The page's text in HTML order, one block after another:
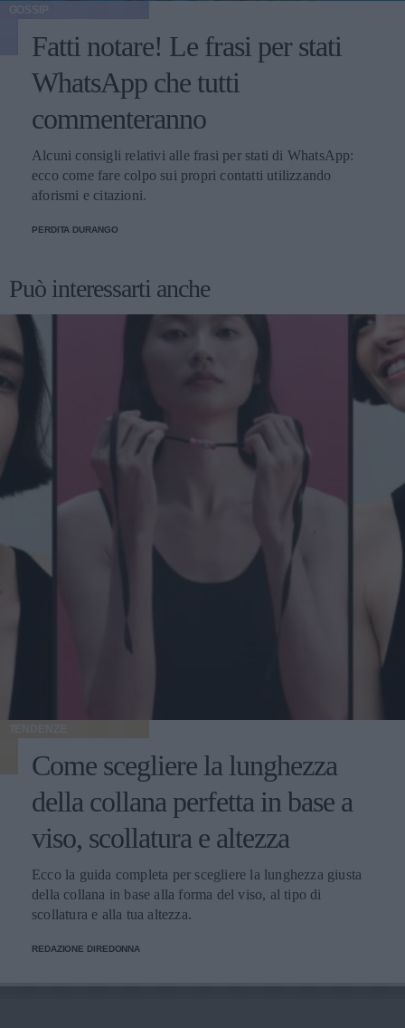
Fatti notare! Le frasi per stati
WhatsApp che tutti
commenteranno
Alcuni consigli relativi alle frasi per stati di WhatsApp:
ecco come fare colpo sui propri contatti utilizzando
aforismi e citazioni.
PERDITA DURANGO
Può interessarti anche
TENDENZE
Come scegliere la lunghezza
della collana perfetta in base a
viso, scollatura e altezza
Ecco la guida completa per scegliere la lunghezza giusta
della collana in base alla forma del viso, al tipo di
scollatura e alla tua altezza.
REDAZIONE DIREDONNA